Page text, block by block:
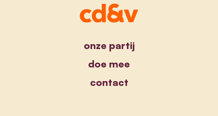
onze partij
doe mee
contact